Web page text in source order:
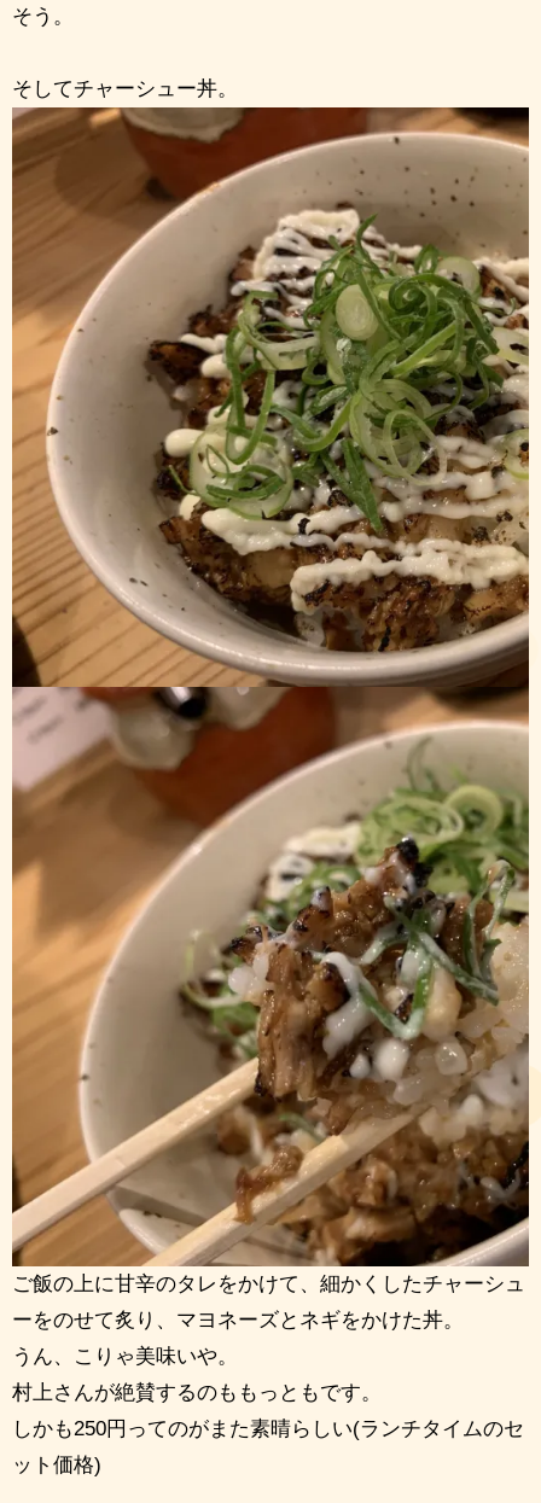
そう。
そしてチャーシュー丼。
ご飯の上に甘辛のタレをかけて、細かくしたチャーシュ
ーをのせて炙り、マヨネーズとネギをかけた丼。
うん、こりゃ美味いや。
村上さんが絶賛するのももっともです。
しかも250円ってのがまた素晴らしい(ランチタイムのセ
ット価格)